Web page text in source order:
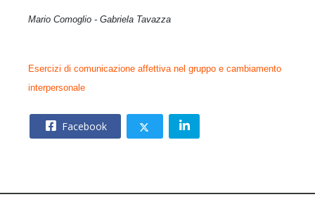
Mario Comoglio - Gabriela Tavazza
Esercizi di comunicazione affettiva nel gruppo e cambiamento
interpersonale
Facebook